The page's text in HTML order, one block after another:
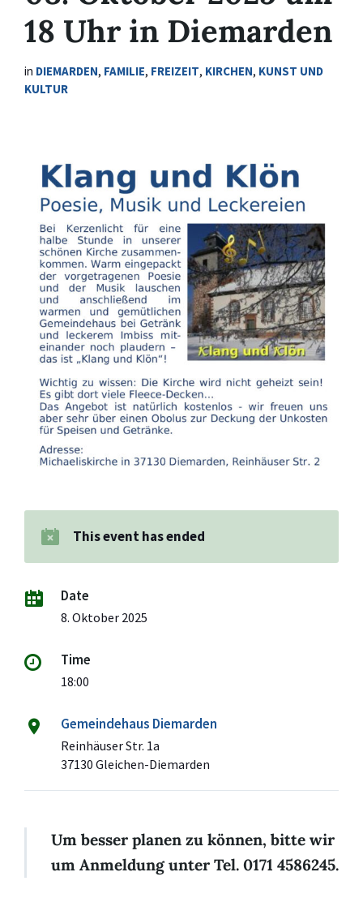
18 Uhr in Diemarden
in DIEMARDEN, FAMILIE, FREIZEIT, KIRCHEN, KUNST UND
KULTUR
This event has ended
Date
8. Oktober 2025
Time
18:00
Gemeindehaus Diemarden
Reinhäuser Str. 1a
37130 Gleichen-Diemarden
Um besser planen zu können, bitte wir
um Anmeldung unter Tel. 0171 4586245.